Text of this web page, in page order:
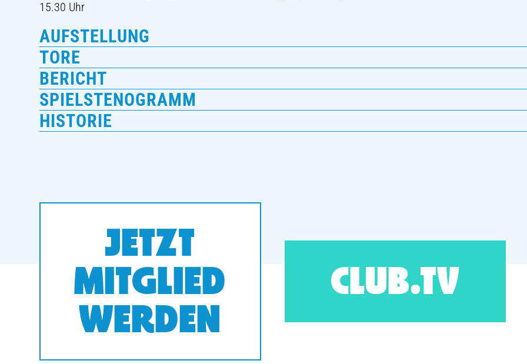
15.30 Uhr
AUFSTELLUNG
TORE
BERICHT
SPIELSTENOGRAMM
HISTORIE
JETZT
MITGLIED
WERDEN
CLUB.TV